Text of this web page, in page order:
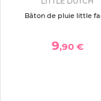
Bâton de pluie little
9,90 €